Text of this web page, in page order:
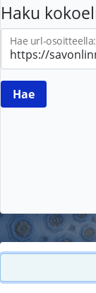
Haku
Hae url-osoitteella: